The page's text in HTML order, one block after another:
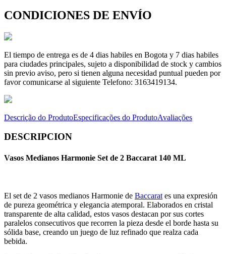
CONDICIONES DE ENVÍO
El tiempo de entrega es de 4 dias habiles en Bogota y 7 dias habiles
para ciudades principales, sujeto a disponibilidad de stock y cambios
sin previo aviso, pero si tienen alguna necesidad puntual pueden por
favor comunicarse al siguiente Telefono: 3163419134.
Descrição do ProdutoEspecificações do ProdutoAvaliações
DESCRIPCION
Vasos Medianos Harmonie Set de 2 Baccarat 140 ML
El set de 2 vasos medianos Harmonie de Baccarat es una expresión
de pureza geométrica y elegancia atemporal. Elaborados en cristal
transparente de alta calidad, estos vasos destacan por sus cortes
paralelos consecutivos que recorren la pieza desde el borde hasta su
sólida base, creando un juego de luz refinado que realza cada
bebida.